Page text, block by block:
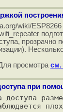
wiki/
просмотра см.
при
доступа